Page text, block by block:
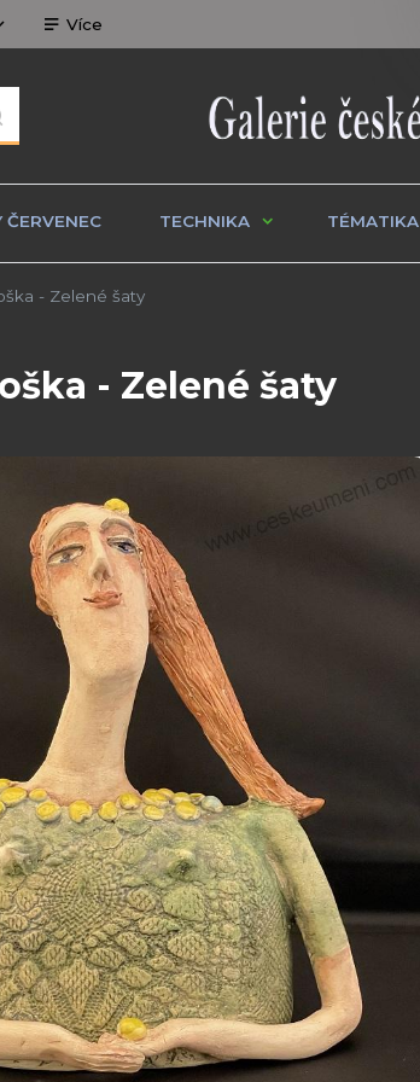
Více
ČERVENEC TECHNIKA TÉMATIKA
- Zelené šaty
- Zelené šaty